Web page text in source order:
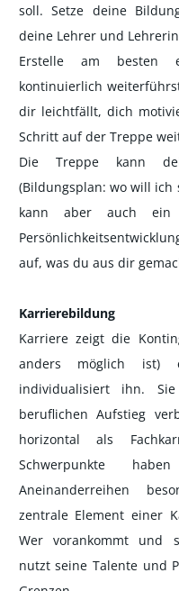
soll. Setze deine
deine Lehrer und
Erstelle am besten
kontinuierlich
dir leichtfällt, dich
Schritt auf der Treppe
Die Treppe kann
(Bildungsplan: wo will
kann aber auch ein
auf, was du aus dir
Karrierebildung
Karriere zeigt die
anders möglich ist)
individualisiert ihn.
beruflichen Aufstieg
horizontal als
Schwerpunkte
Aneinanderreihen
zentrale Element einer
Wer vorankommt und
nutzt seine Talente und